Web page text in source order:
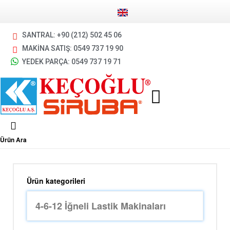
SANTRAL: +90 (212) 502 45 06
MAKİNA SATIŞ: 0549 737 19 90
YEDEK PARÇA: 0549 737 19 71
Ürün Ara
Ürün kategorileri